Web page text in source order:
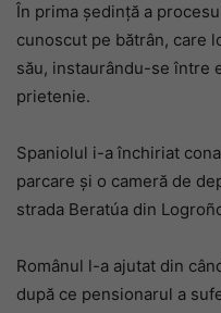
În prima ședință a
cunoscut pe bătrân, care
său, instaurându-se între
prietenie.
Spaniolul i-a închiriat
parcare și o cameră de
strada Beratúa din
Românul l-a ajutat din
după ce pensionarul a